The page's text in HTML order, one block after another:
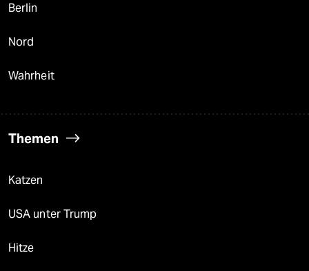
Berlin
Nord
Wahrheit
Themen
Katzen
USA unter Trump
Hitze